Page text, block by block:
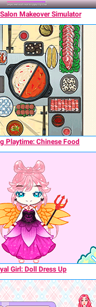
Makeover Simulator
Playtime: Chinese Food
Girl: Doll Dress Up